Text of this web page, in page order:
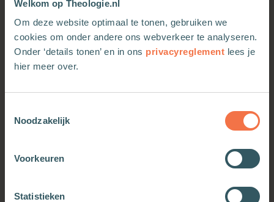
Welkom op Theologie.nl
Om deze website optimaal te tonen, gebruiken we
cookies om onder andere ons webverkeer te analyseren.
Onder ‘details tonen’ en in ons privacyreglement lees je
hier meer over.
Noodzakelijk
Voorkeuren
Statistieken
In gesprek
Meer informatie
In gesprek
Meer informatie